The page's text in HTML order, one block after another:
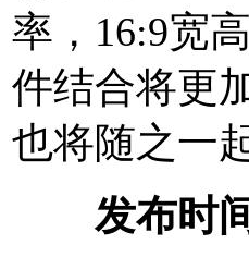
率，16:9宽
件结合将更
也将随之一
发布时